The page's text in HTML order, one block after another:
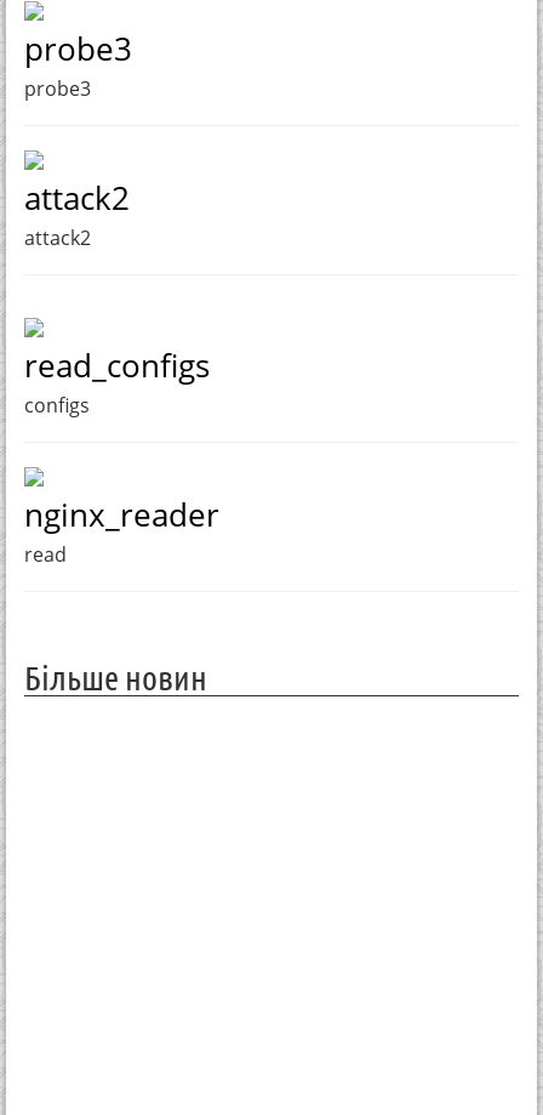
probe3
probe3
attack2
attack2
read_configs
configs
nginx_reader
read
Більше новин